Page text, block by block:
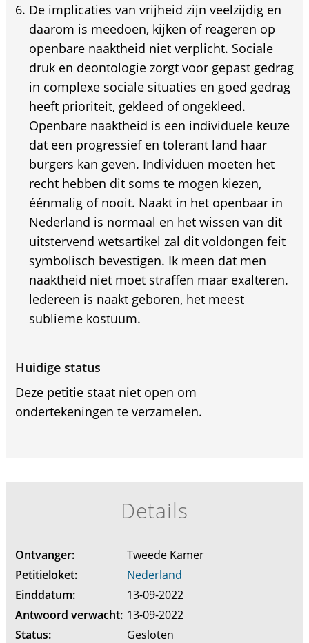
De implicaties van vrijheid zijn veelzijdig en
daarom is meedoen, kijken of reageren op
openbare naaktheid niet verplicht. Sociale
druk en deontologie zorgt voor gepast gedrag
in complexe sociale situaties en goed gedrag
heeft prioriteit, gekleed of ongekleed.
Openbare naaktheid is een individuele keuze
dat een progressief en tolerant land haar
burgers kan geven. Individuen moeten het
recht hebben dit soms te mogen kiezen,
éénmalig of nooit. Naakt in het openbaar in
Nederland is normaal en het wissen van dit
uitstervend wetsartikel zal dit voldongen feit
symbolisch bevestigen. Ik meen dat men
naaktheid niet moet straffen maar exalteren.
ledereen is naakt geboren, het meest
sublieme kostuum.
Huidige status
Deze petitie staat niet open om
ondertekeningen te verzamelen.
Details
Ontvanger:
Tweede Kamer
Petitieloket:
Nederland
Einddatum:
13-09-2022
Antwoord verwacht: 13-09-2022
Status:
Gesloten